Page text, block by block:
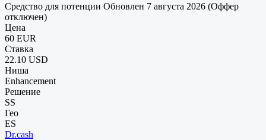
Средство для потенции Обновлен 7 августа 2026 (Оффер
отключен)
Цена
60 EUR
Ставка
22.10 USD
Ниша
Enhancement
Решение
SS
Гео
ES
Dr.cash